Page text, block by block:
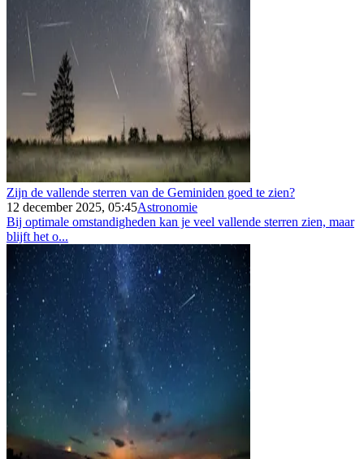
Zijn de vallende sterren van de Geminiden goed te zien?
12 december 2025, 05:45Astronomie
Bij optimale omstandigheden kan je veel vallende sterren zien, maar
blijft het o...